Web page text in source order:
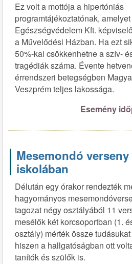
Ez volt a mottója a hipertóniás
programtájékoztatónak, amelyet
Egészségvédelem Kft.
a Művelődési Házban. Ha ezt
50%-kal csökkenhetne a szív-
tragédiák száma. Évente
érrendszeri betegségben
Veszprém teljes lakossága.
Esemény
Mesemondó verseny
iskolában
Délután egy órakor rendezték
hagyományos
tagozat négy osztályából 11
mesélők két korcsoportban (1.
osztály) mérték össze
hiszen a hallgatóságban ott
tanítók és szülők is.